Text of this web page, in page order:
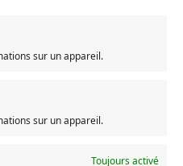
sur un appareil.
sur un appareil.
Toujours activé